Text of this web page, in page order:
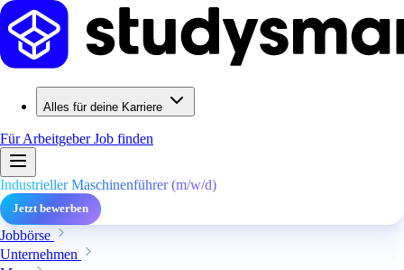
Alles für deine Karriere
Für ArbeitgeberJob finden
Industrieller Maschinenführer (m/w/d)
Jetzt bewerben
Jobbörse
Unternehmen